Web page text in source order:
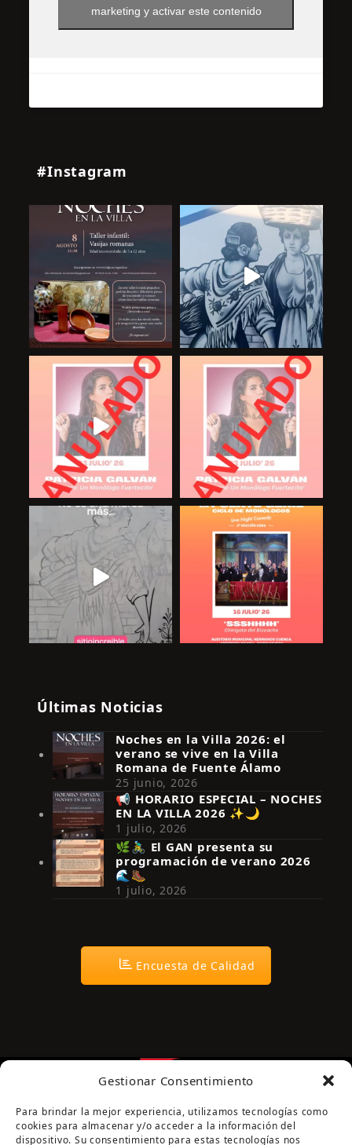
Gestionar Consentimiento
Para brindar la mejor experiencia, utilizamos tecnologías como
cookies para almacenar y/o acceder a la información del
dispositivo. Su consentimiento para estas tecnologías nos
marketing y activar este contenido
#Instagram
Síguenos en Instagram
Últimas Noticias
Noches en la Villa 2026: el
verano se vive en la Villa
Romana de Fuente Álamo
25 junio, 2026
📢 HORARIO ESPECIAL – NOCHES
EN LA VILLA 2026 ✨🌙
1 julio, 2026
🌿🚴‍♂️ El GAN presenta su
programación de verano 2026
🌊🥾
1 julio, 2026
Encuesta de Calidad